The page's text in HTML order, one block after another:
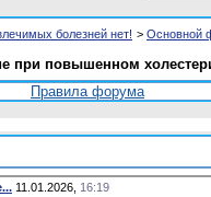
болезней нет! > Основной
при повышенном
Правила форума
11.01.2026, 16:19